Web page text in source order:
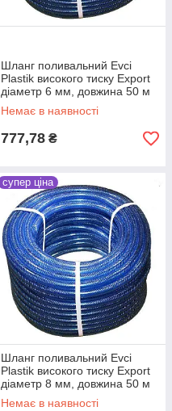
Шланг поливальний Evci
Plastik високого тиску Export
діаметр 6 мм, довжина 50 м
(VD 6 50)
Немає в наявності
777,78 ₴
супер ціна
Шланг поливальний Evci
Plastik високого тиску Export
діаметр 8 мм, довжина 50 м
(VD 8 50)
Немає в наявності